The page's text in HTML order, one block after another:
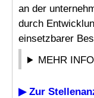
an der
durch
einsetzbarer
MEHR
▶ Zur